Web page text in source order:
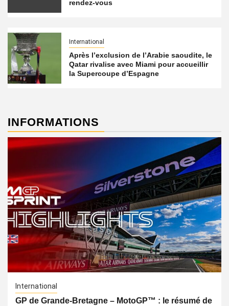
rendez-vous
International
Après l’exclusion de l’Arabie saoudite, le
Qatar rivalise avec Miami pour accueillir
la Supercoupe d’Espagne
INFORMATIONS
International
GP de Grande-Bretagne – MotoGP™ : le résumé de